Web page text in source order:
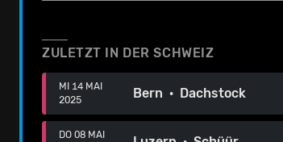
ZULETZT IN DER SCHWEIZ
MI 14 MAI
2025
Bern · Dachstock
DO 08 MAI